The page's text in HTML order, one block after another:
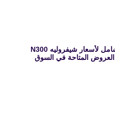
تحليل شامل لأسعار شيفروليه N300
المتاحة في السوق